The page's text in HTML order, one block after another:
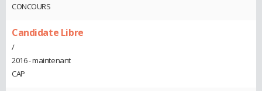
CONCOURS
Candidate Libre
/
2016 - maintenant
CAP